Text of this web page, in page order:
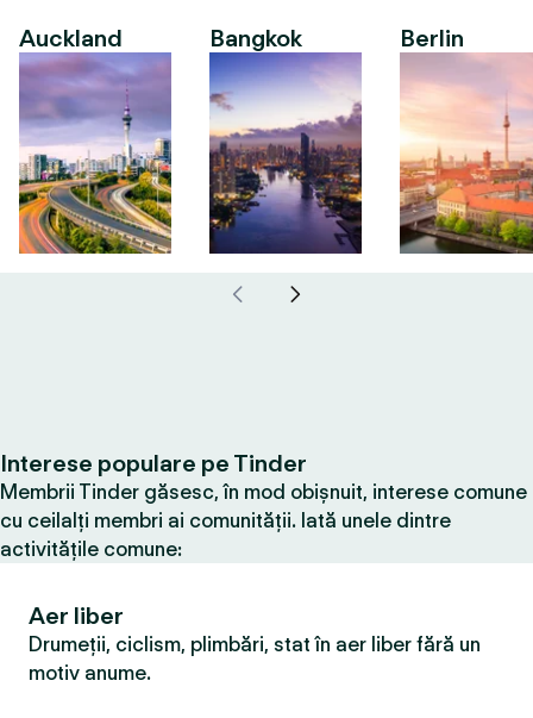
Auckland Bangkok Berlin
Interese populare pe Tinder
Membrii Tinder găsesc, în mod obișnuit, interese comune
cu ceilalți membri ai comunității. Iată unele dintre
activitățile comune:
Aer liber
Drumeții, ciclism, plimbări, stat în aer liber fără un
motiv anume.